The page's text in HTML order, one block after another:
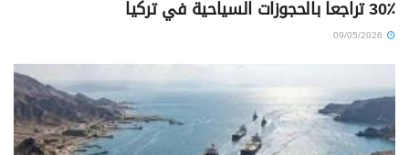
30٪؜ تراجعا بالحجوزات السياحية في تركيا